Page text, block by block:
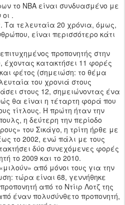
το ΝΒΑ είναι συνδυασμένο με
.
Τα τελευταία 20 χρόνια, όμως,
είναι περισσότερο κάτι
προπονητής στην
έχοντας κατακτήσει 11 φορές
φέτος (σημειώση: το θέμα
του χρονιά στους
στους 12, σημειώνοντας ένα
θα είναι η τέταρτη φορά που
τίτλους. Η πρώτη ήταν την
η δεύτερη την περίοδο
του Σικάγο, η τρίτη ήρθε με
το 2002, ενώ πάλι με τους
δύο συνεχόμενες φορές
το 2009 και το 2010.
από μόνοι τους για την
τώρα είναι 68, γεννήθηκε
από το Ντίιρ Λοτζ της
έναν πολυσύνθετο προπονητή,